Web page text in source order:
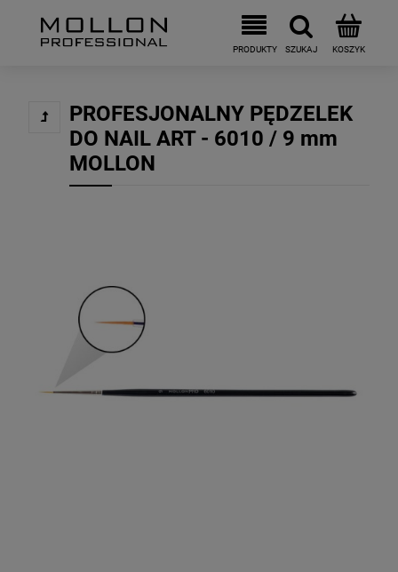
PROFESJONALNY PĘDZELEK
DO NAIL ART - 6010 / 9 mm
MOLLON